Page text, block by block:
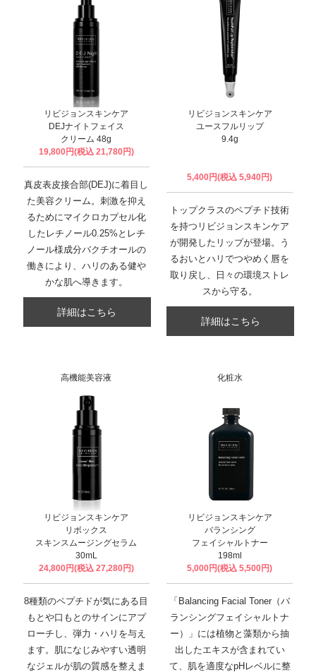
リビジョンスキンケア
DEJナイトフェイス
クリーム 48g
19,800円(税込 21,780円)
真皮表皮接合部(DEJ)に着目し
た美容クリーム。刺激を抑え
るためにマイクロカプセル化
したレチノール0.25%とレチ
ノール様成分バクチオールの
働きにより、ハリのある健や
かな肌へ導きます。
詳細はこちら
リビジョンスキンケア
ユースフルリップ
9.4g
5,400円(税込 5,940円)
トップクラスのペプチド技術
を持つリビジョンスキンケア
が開発したリップが登場。う
るおいとハリでつやめく唇を
取り戻し、日々の環境ストレ
スから守る。
詳細はこちら
高機能美容液
リビジョンスキンケア
リボックス
スキンスムージングセラム
30mL
24,800円(税込 27,280円)
8種類のペプチドが気にある目
もとや口もとのサインにアプ
ローチし、弾力・ハリを与え
ます。肌になじみやすい透明
なジェルが肌の質感を整えま
化粧水
リビジョンスキンケア
バランシング
フェイシャルトナー
198ml
5,000円(税込 5,500円)
「Balancing Facial Toner（バ
ランシングフェイシャルトナ
ー）」には植物と藻類から抽
出したエキスが含まれてい
て、肌を適度なpHレベルに整